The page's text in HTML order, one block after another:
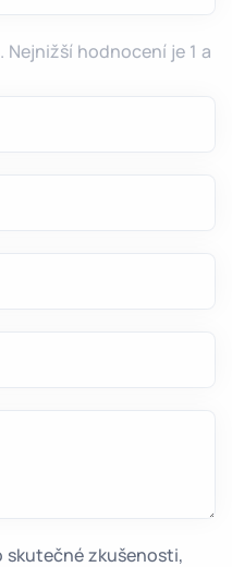
hodnocení je 1 a
skutečné zkušenosti,